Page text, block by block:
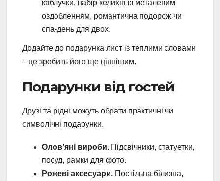
каблучки, набір келихів із металевим
оздобленням, романтична подорож чи
спа-день для двох.
Додайте до подарунка лист із теплими словами
– це зробить його ще ціннішим.
Подарунки від гостей
Друзі та рідні можуть обрати практичні чи
символічні подарунки.
Олов’яні вироби. Підсвічники, статуетки,
посуд, рамки для фото.
Рожеві аксесуари. Постільна білизна,